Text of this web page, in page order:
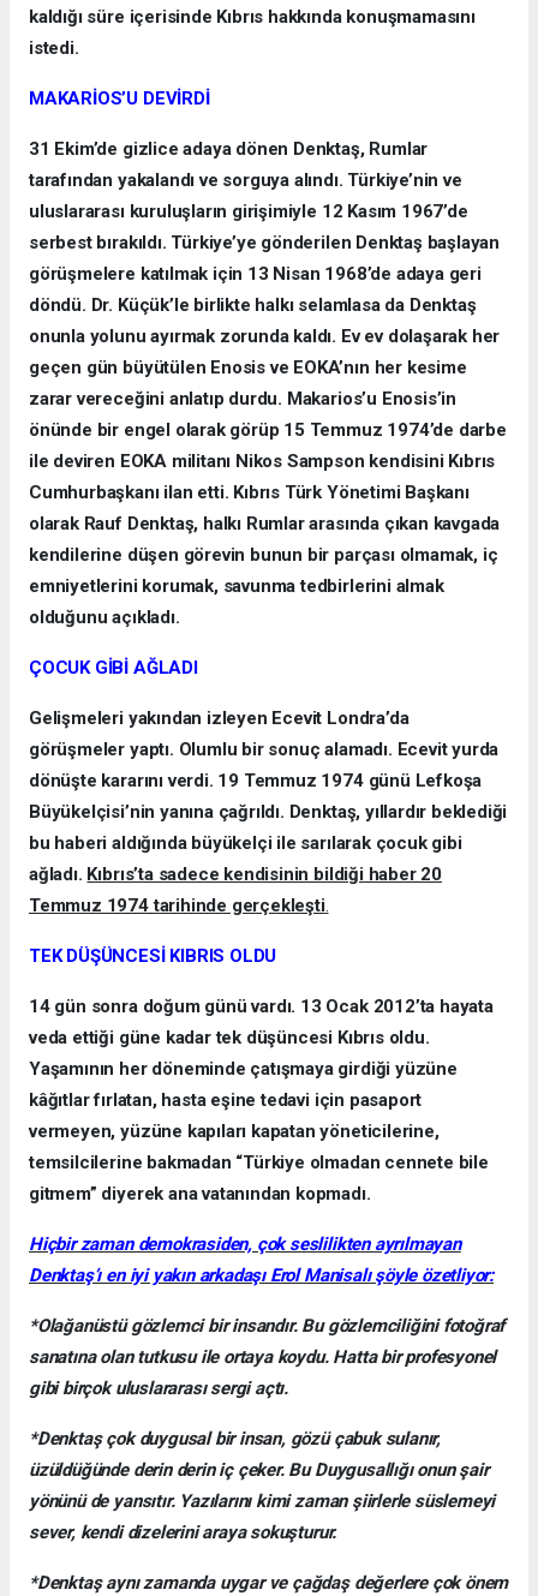
kaldığı süre içerisinde Kıbrıs hakkında konuşmamasını
istedi.
MAKARİOS’U DEVİRDİ
31 Ekim’de gizlice adaya dönen Denktaş, Rumlar
tarafından yakalandı ve sorguya alındı. Türkiye’nin ve
uluslararası kuruluşların girişimiyle 12 Kasım 1967’de
serbest bırakıldı. Türkiye’ye gönderilen Denktaş başlayan
görüşmelere katılmak için 13 Nisan 1968’de adaya geri
döndü. Dr. Küçük’le birlikte halkı selamlasa da Denktaş
onunla yolunu ayırmak zorunda kaldı. Ev ev dolaşarak her
geçen gün büyütülen Enosis ve EOKA’nın her kesime
zarar vereceğini anlatıp durdu. Makarios’u Enosis’in
önünde bir engel olarak görüp 15 Temmuz 1974’de darbe
ile deviren EOKA militanı Nikos Sampson kendisini Kıbrıs
Cumhurbaşkanı ilan etti. Kıbrıs Türk Yönetimi Başkanı
olarak Rauf Denktaş, halkı Rumlar arasında çıkan kavgada
kendilerine düşen görevin bunun bir parçası olmamak, iç
emniyetlerini korumak, savunma tedbirlerini almak
olduğunu açıkladı.
ÇOCUK GİBİ AĞLADI
Gelişmeleri yakından izleyen Ecevit Londra’da
görüşmeler yaptı. Olumlu bir sonuç alamadı. Ecevit yurda
dönüşte kararını verdi. 19 Temmuz 1974 günü Lefkoşa
Büyükelçisi’nin yanına çağrıldı. Denktaş, yıllardır beklediği
bu haberi aldığında büyükelçi ile sarılarak çocuk gibi
ağladı. Kıbrıs’ta sadece kendisinin bildiği haber 20
Temmuz 1974 tarihinde gerçekleşti.
TEK DÜŞÜNCESİ KIBRIS OLDU
14 gün sonra doğum günü vardı. 13 Ocak 2012’ta hayata
veda ettiği güne kadar tek düşüncesi Kıbrıs oldu.
Yaşamının her döneminde çatışmaya girdiği yüzüne
kâğıtlar fırlatan, hasta eşine tedavi için pasaport
vermeyen, yüzüne kapıları kapatan yöneticilerine,
temsilcilerine bakmadan “Türkiye olmadan cennete bile
gitmem” diyerek ana vatanından kopmadı.
Hiçbir zaman demokrasiden, çok seslilikten ayrılmayan
Denktaş’ı en iyi yakın arkadaşı Erol Manisalı şöyle özetliyor:
*Olağanüstü gözlemci bir insandır. Bu gözlemciliğini fotoğraf
sanatına olan tutkusu ile ortaya koydu. Hatta bir profesyonel
gibi birçok uluslararası sergi açtı.
*Denktaş çok duygusal bir insan, gözü çabuk sulanır,
üzüldüğünde derin derin iç çeker. Bu Duygusallığı onun şair
yönünü de yansıtır. Yazılarını kimi zaman şiirlerle süslemeyi
sever, kendi dizelerini araya sokuşturur.
*Denktaş aynı zamanda uygar ve çağdaş değerlere çok önem